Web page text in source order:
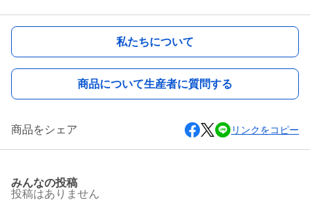
私たちについて
商品について生産者に質問する
商品をシェア リンクをコピー
みんなの投稿
投稿はありません